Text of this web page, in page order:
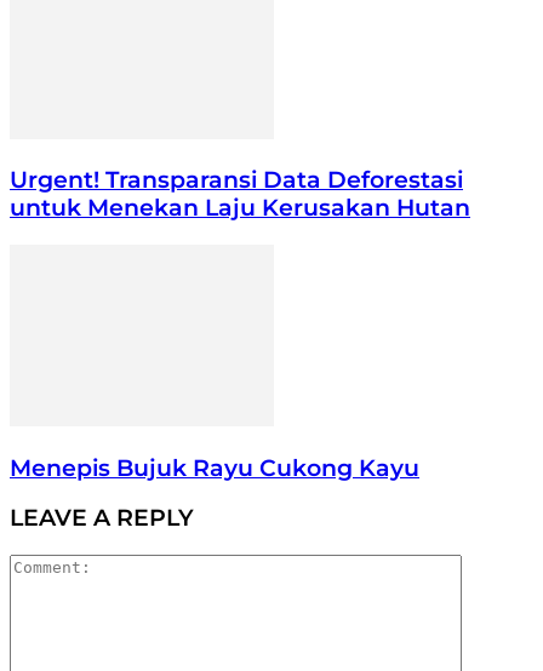
Urgent! Transparansi Data Deforestasi
untuk Menekan Laju Kerusakan Hutan
Menepis Bujuk Rayu Cukong Kayu
LEAVE A REPLY